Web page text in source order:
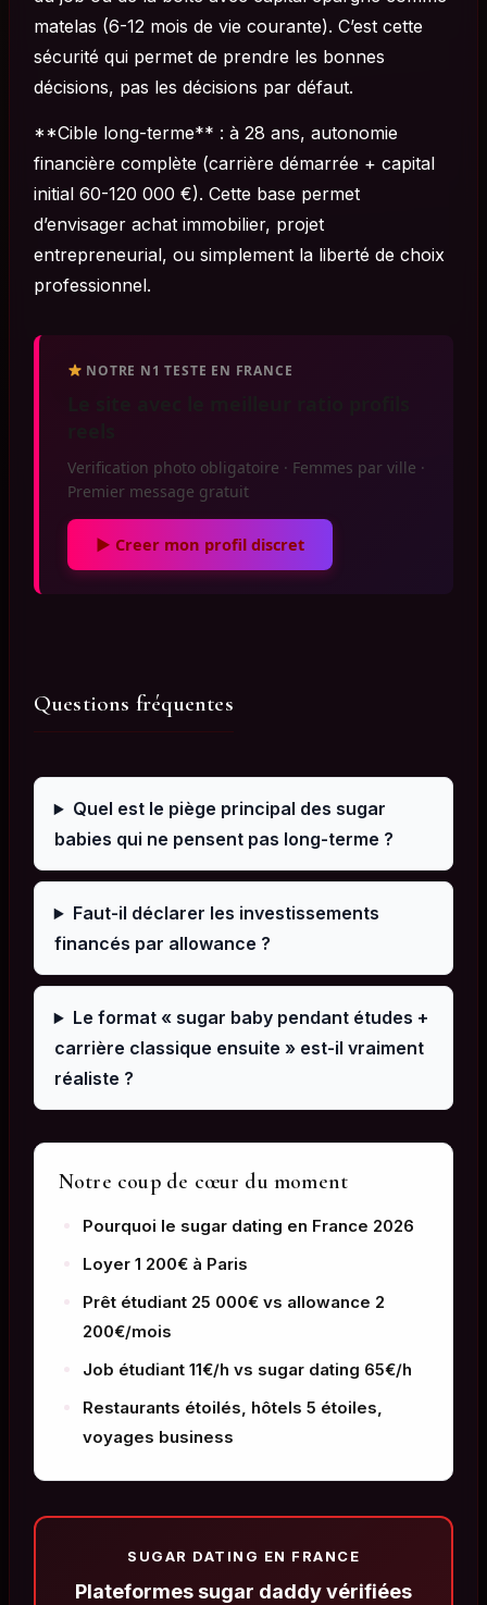
matelas (6-12 mois de vie courante). C’est cette
sécurité qui permet de prendre les bonnes
décisions, pas les décisions par défaut.
**Cible long-terme** : à 28 ans, autonomie
financière complète (carrière démarrée + capital
initial 60-120 000 €). Cette base permet
d’envisager achat immobilier, projet
entrepreneurial, ou simplement la liberté de choix
professionnel.
NOTRE N1 TESTE EN FRANCE
Verification photo obligatoire · Femmes par ville ·
Premier message gratuit
▶ Creer mon profil discret
Questions fréquentes
Quel est le piège principal des sugar
babies qui ne pensent pas long-terme ?
Faut-il déclarer les investissements
financés par allowance ?
Le format « sugar baby pendant études +
carrière classique ensuite » est-il vraiment
réaliste ?
Notre coup de cœur du moment
Pourquoi le sugar dating en France 2026
Loyer 1 200€ à Paris
Prêt étudiant 25 000€ vs allowance 2
200€/mois
Job étudiant 11€/h vs sugar dating 65€/h
Restaurants étoilés, hôtels 5 étoiles,
voyages business
SUGAR DATING EN FRANCE
Plateformes sugar daddy vérifiées